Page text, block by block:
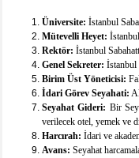
Üniversite: İstanbul
Mütevelli Heyet:
Rektör: İstanbul
Genel Sekreter: İstanbul
Birim Üst Yöneticisi:
İdari Görev Seyahati:
Seyahat Gideri: Bir
verilecek otel, yemek ve
Harcırah: İdari ve
Avans: Seyahat